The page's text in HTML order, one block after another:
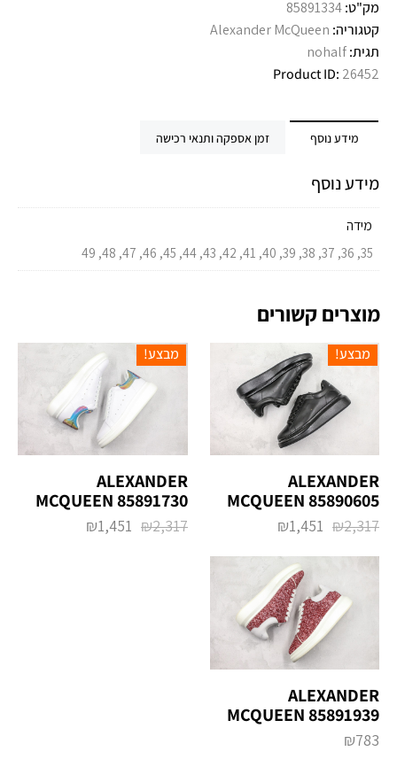
מק"ט:85891334
קטגוריה: Alexander McQueen
תגית:nohalf
Product ID: 26452
מידע נוסף זמן אספקה ותנאי רכישה
מידע נוסף
מידה
35, 36, 37, 38, 39, 40, 41, 42, 43, 44, 45, 46, 47, 48, 49
מוצרים קשורים
מבצע!
ALEXANDER
MCQUEEN 85890605
₪2,317
₪1,451
מבצע!
ALEXANDER
MCQUEEN 85891730
₪2,317
₪1,451
ALEXANDER
MCQUEEN 85891939
₪783